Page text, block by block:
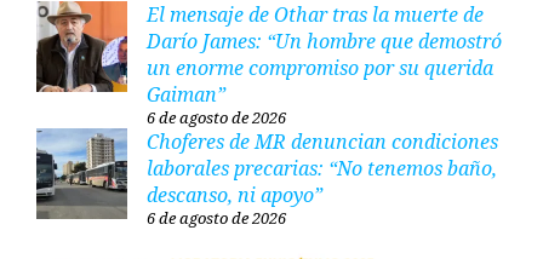
El mensaje de Othar tras la muerte de
Darío James: “Un hombre que demostró
un enorme compromiso por su querida
Gaiman”
6 de agosto de 2026
Choferes de MR denuncian condiciones
laborales precarias: “No tenemos baño,
descanso, ni apoyo”
6 de agosto de 2026